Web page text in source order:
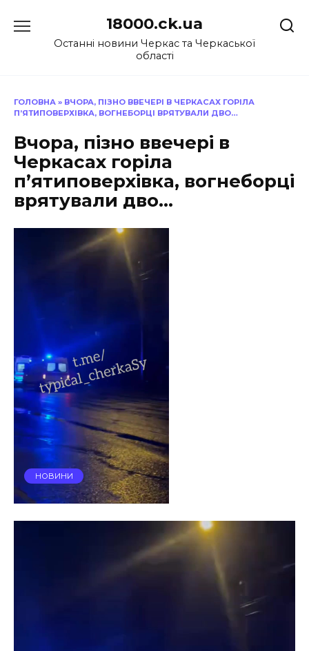
до
18000.ck.ua
Останні новини Черкас та Черкаської
області
ГОЛОВНА » ВЧОРА, ПІЗНО ВВЕЧЕРІ В ЧЕРКАСАХ ГОРІЛА
П’ЯТИПОВЕРХІВКА, ВОГНЕБОРЦІ ВРЯТУВАЛИ ДВО…
Вчора, пізно ввечері в
Черкасах горіла
п’ятиповерхівка, вогнеборці
врятували дво…
НОВИНИ